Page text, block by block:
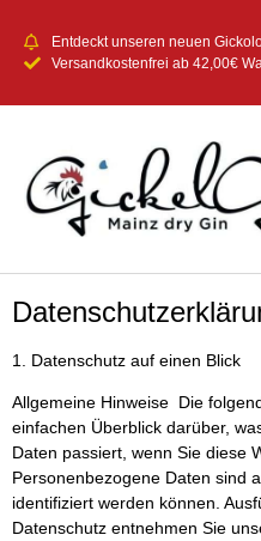
Entdeckt unseren neuen
Versandkostenfrei ab 42,00€
1. Datenschutz auf einen Blick
Allgemeine Hinweise Die
einfachen Überblick darüber,
Daten passiert, wenn Sie diese
Personenbezogene Daten sind
identifiziert werden können.
Datenschutz entnehmen Sie